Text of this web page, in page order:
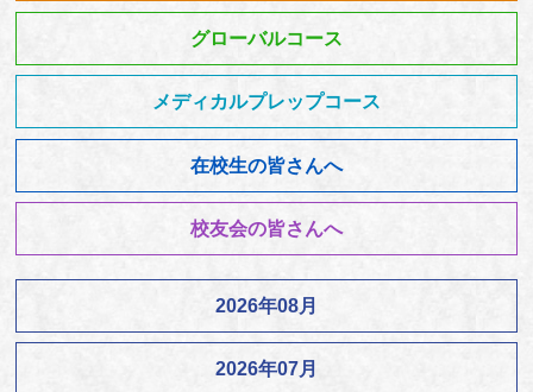
グローバルコース
メディカルプレップコース
在校生の皆さんへ
校友会の皆さんへ
2026年08月
2026年07月